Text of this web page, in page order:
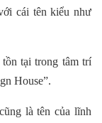
cái tên kiểu như
tại trong tâm trí
House”.
là tên của lĩnh